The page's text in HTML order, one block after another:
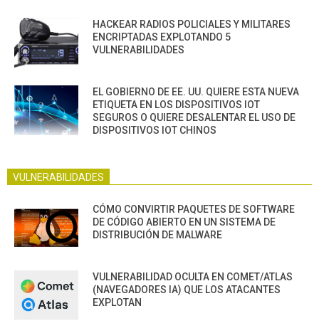
HACKEAR RADIOS POLICIALES Y MILITARES
ENCRIPTADAS EXPLOTANDO 5
VULNERABILIDADES
EL GOBIERNO DE EE. UU. QUIERE ESTA NUEVA
ETIQUETA EN LOS DISPOSITIVOS IOT
SEGUROS O QUIERE DESALENTAR EL USO DE
DISPOSITIVOS IOT CHINOS
VULNERABILIDADES
CÓMO CONVIRTIR PAQUETES DE SOFTWARE
DE CÓDIGO ABIERTO EN UN SISTEMA DE
DISTRIBUCIÓN DE MALWARE
VULNERABILIDAD OCULTA EN COMET/ATLAS
(NAVEGADORES IA) QUE LOS ATACANTES
EXPLOTAN